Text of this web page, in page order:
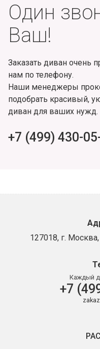
Один
Ваш!
Заказать диван очень
нам по телефону.
Наши менеджеры
подобрать красивый,
диван для ваших нужд.
+7 (499) 430-
127018, г.
Каждый
+7